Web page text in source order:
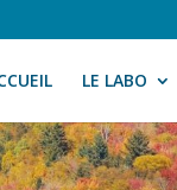
LE LABO